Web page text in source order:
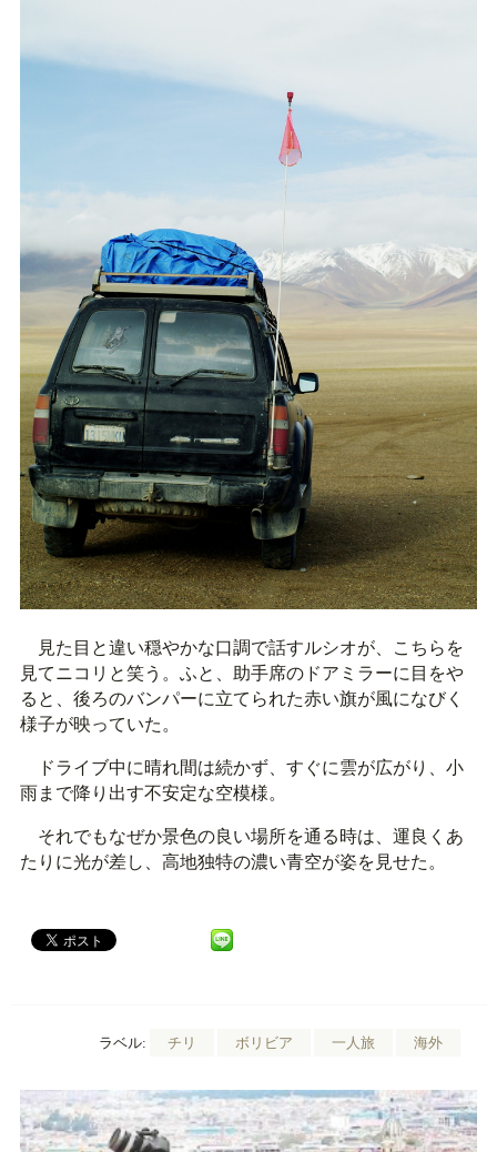
見た目と違い穏やかな口調で話すルシオが、こちらを
見てニコリと笑う。ふと、助手席のドアミラーに目をや
ると、後ろのバンパーに立てられた赤い旗が風になびく
様子が映っていた。
ドライブ中に晴れ間は続かず、すぐに雲が広がり、小
雨まで降り出す不安定な空模様。
それでもなぜか景色の良い場所を通る時は、運良くあ
たりに光が差し、高地独特の濃い青空が姿を見せた。
ラベル: チリ ボリビア 一人旅 海外